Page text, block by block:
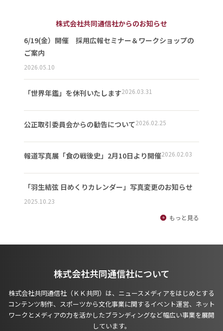
株式会社共同通信社からのお知らせ
6/19(金）開催 採用広報セミナー＆ワークショップの
ご案内
2026.05.10
「世界年鑑」を休刊いたします2026.03.31
公正取引委員会からの勧告について2026.02.25
報道写真展「食の戦後史」2月10日より開催2026.02.03
「羽生結弦 日めくりカレンダー」写真変更のお知らせ
2025.10.23
もっと見る
株式会社共同通信社について
株式会社共同通信社（ＫＫ共同）は、ニュースメディアをはじめとする
コンテンツ制作、スポーツから文化事業に関するイベント運営、ネット
ワークとメディアの力を活かしたブランディングなど幅広い事業を展開
しています。